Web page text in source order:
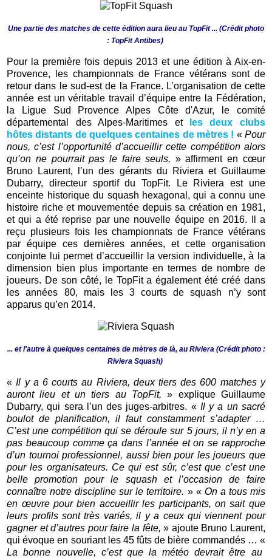
Une partie des matches de cette édition aura lieu au TopFit ... (Crédit photo
: TopFit Antibes)
Pour la première fois depuis 2013 et une édition à Aix-en-
Provence, les championnats de France vétérans sont de
retour dans le sud-est de la France. L’organisation de cette
année est un véritable travail d’équipe entre la Fédération,
la Ligue Sud Provence Alpes Côte d'Azur, le comité
départemental des Alpes-Maritimes et
les deux clubs
hôtes distants de quelques centaines de mètres ! « Pour
nous, c’est l’opportunité d’accueillir cette compétition alors
qu’on ne pourrait pas le faire seuls, » affirment en cœur
Bruno Laurent, l’un des gérants du Riviera et Guillaume
Dubarry, directeur sportif du TopFit. Le Riviera est une
enceinte historique du squash hexagonal, qui a connu une
histoire riche et mouvementée depuis sa création en 1981,
et qui a été reprise par une nouvelle équipe en 2016. Il a
reçu plusieurs fois les championnats de France vétérans
par équipe ces dernières années, et cette organisation
conjointe lui permet d’accueillir la version individuelle, à la
dimension bien plus importante en termes de nombre de
joueurs. De son côté, le TopFit a également été créé dans
les années 80, mais les 3 courts de squash n’y sont
apparus qu’en 2014.
... et l'autre à quelques centaines de mètres de là, au Riviera (Crédit photo :
Riviera Squash)
«Il y a 6 courts au Riviera, deux tiers des 600 matches y
auront lieu et un tiers au TopFit, » explique Guillaume
Dubarry, qui sera l’un des juges-arbitres. « Il y a un sacré
boulot de planification, il faut constamment s’adapter …
C’est une compétition qui se déroule sur 5 jours, il n’y en a
pas beaucoup comme ça dans l’année et on se rapproche
d’un tournoi professionnel, aussi bien pour les joueurs que
pour les organisateurs. Ce qui est sûr, c’est que c’est une
belle promotion pour le squash et l’occasion de faire
connaître notre discipline sur le territoire. » «On a tous mis
en œuvre pour bien accueillir les participants, on sait que
leurs profils sont très variés, il y a ceux qui viennent pour
gagner et d’autres pour faire la fête, » ajoute Bruno Laurent,
qui évoque en souriant les 45 fûts de bière commandés … «
La bonne nouvelle, c’est que la météo devrait être au